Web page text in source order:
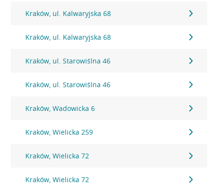
Kraków, ul. Kalwaryjska 68
Kraków, ul. Kalwaryjska 68
Kraków, ul. Starowiślna 46
Kraków, ul. Starowiślna 46
Kraków, Wadowicka 6
Kraków, Wielicka 259
Kraków, Wielicka 72
Kraków, Wielicka 72